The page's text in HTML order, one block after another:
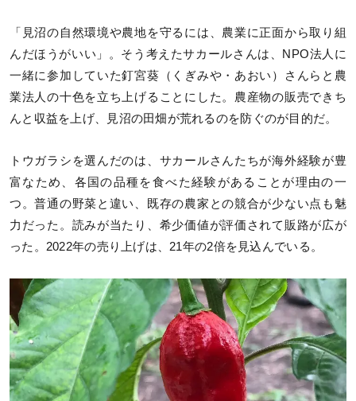
「見沼の自然環境や農地を守るには、農業に正面から取り組
んだほうがいい」。そう考えたサカールさんは、NPO法人に
一緒に参加していた釘宮葵（くぎみや・あおい）さんらと農
業法人の十色を立ち上げることにした。農産物の販売できち
んと収益を上げ、見沼の田畑が荒れるのを防ぐのが目的だ。
トウガラシを選んだのは、サカールさんたちが海外経験が豊
富なため、各国の品種を食べた経験があることが理由の一
つ。普通の野菜と違い、既存の農家との競合が少ない点も魅
力だった。読みが当たり、希少価値が評価されて販路が広が
った。2022年の売り上げは、21年の2倍を見込んでいる。